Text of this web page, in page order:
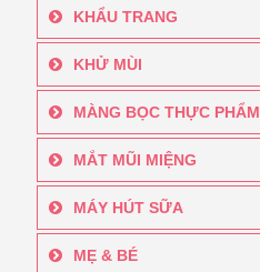
KHẨU TRANG
KHỬ MÙI
MÀNG BỌC THỰC PHẨM
MẮT MŨI MIỆNG
MÁY HÚT SỮA
MẸ & BÉ